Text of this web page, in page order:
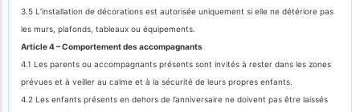
3.5 L’installation de décorations est autorisée uniquement si elle ne détériore pas
les murs, plafonds, tableaux ou équipements.
Article 4 – Comportement des accompagnants
4.1 Les parents ou accompagnants présents sont invités à rester dans les zones
prévues et à veiller au calme et à la sécurité de leurs propres enfants.
4.2 Les enfants présents en dehors de l’anniversaire ne doivent pas être laissés